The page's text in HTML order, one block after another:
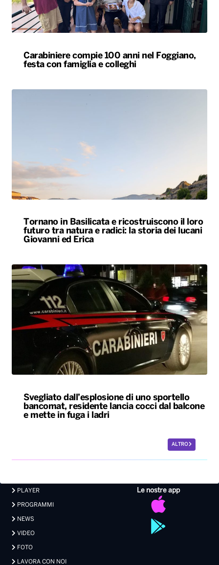
Carabiniere compie 100 anni nel Foggiano,
festa con famiglia e colleghi
Tornano in Basilicata e ricostruiscono il loro
futuro tra natura e radici: la storia dei lucani
Giovanni ed Erica
Svegliato dall’esplosione di uno sportello
bancomat, residente lancia cocci dal balcone
e mette in fuga i ladri
ALTRO
Le nostre app
PLAYER
PROGRAMMI
NEWS
VIDEO
FOTO
LAVORA CON NOI